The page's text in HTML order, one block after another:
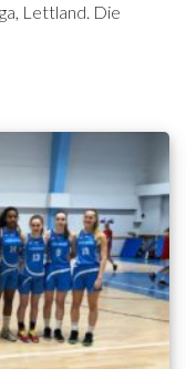
Lettland. Die